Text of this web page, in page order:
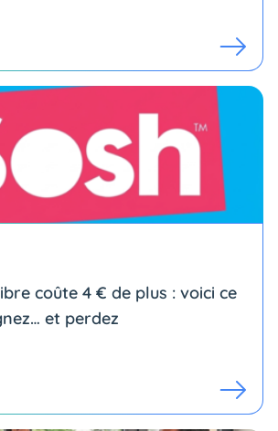
coûte 4 € de plus : voici ce
et perdez